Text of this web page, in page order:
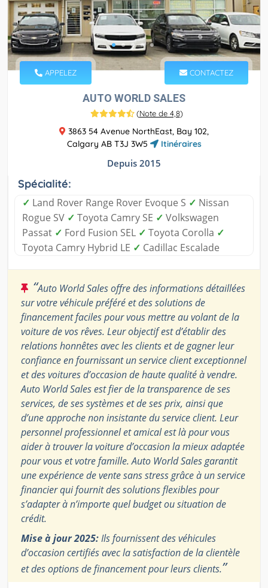
APPELEZ CONTACTEZ
AUTO WORLD SALES
(Note de 4,8)
3863 54 Avenue NorthEast, Bay 102,
Calgary AB T3J 3W5
Itinéraires
Depuis 2015
Spécialité:
✓ Land Rover Range Rover Evoque S ✓ Nissan
Rogue SV ✓ Toyota Camry SE ✓ Volkswagen
Passat ✓ Ford Fusion SEL ✓ Toyota Corolla ✓
Toyota Camry Hybrid LE ✓ Cadillac Escalade
“Auto World Sales offre des informations détaillées
sur votre véhicule préféré et des solutions de
financement faciles pour vous mettre au volant de la
voiture de vos rêves. Leur objectif est d’établir des
relations honnêtes avec les clients et de gagner leur
confiance en fournissant un service client exceptionnel
et des voitures d’occasion de haute qualité à vendre.
Auto World Sales est fier de la transparence de ses
services, de ses systèmes et de ses prix, ainsi que
d’une approche non insistante du service client. Leur
personnel professionnel et amical est là pour vous
aider à trouver la voiture d’occasion la mieux adaptée
pour vous et votre famille. Auto World Sales garantit
une expérience de vente sans stress grâce à un service
financier qui fournit des solutions flexibles pour
s’adapter à n’importe quel budget ou situation de
crédit.
Mise à jour 2025:Ils fournissent des véhicules
d’occasion certifiés avec la satisfaction de la clientèle
et des options de financement pour leurs clients.”